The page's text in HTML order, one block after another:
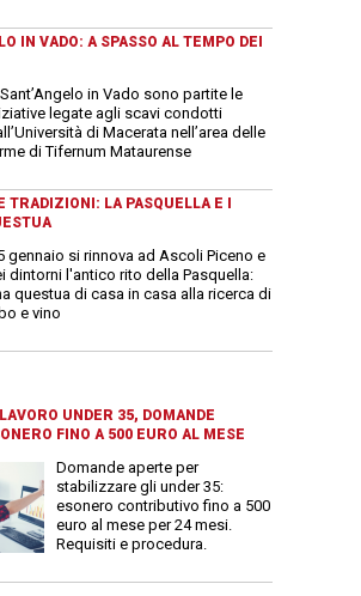
IN VADO: A SPASSO AL TEMPO DEI
in Vado sono partite le
legate agli scavi condotti
di Macerata nell’area delle
di Tifernum Mataurense
TRADIZIONI: LA PASQUELLA E I
gennaio si rinnova ad Ascoli Piceno e
dintorni l'antico rito della Pasquella:
questua di casa in casa alla ricerca di
e vino
UNDER 35, DOMANDE
FINO A 500 EURO AL MESE
Domande aperte per
stabilizzare gli under 35:
esonero contributivo fino a 500
euro al mese per 24 mesi.
Requisiti e procedura.